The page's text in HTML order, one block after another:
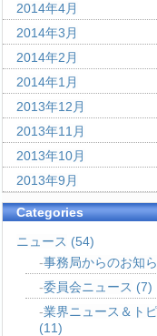
2014年4月
2014年3月
2014年2月
2014年1月
2013年12月
2013年11月
2013年10月
2013年9月
Categories
ニュース (54)
事務局からのお知
委員会ニュース (7)
業界ニュース＆ト
(11)